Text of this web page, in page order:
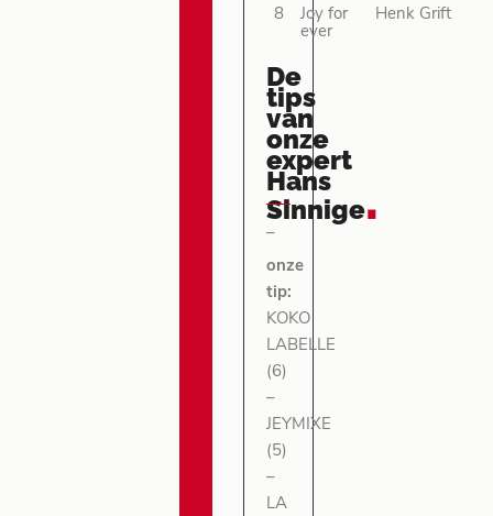
8
Joy for
ever
Henk Grift
De
tips
van
onze
expert
Hans
Sinnige.
–
onze
tip:
KOKO
LABELLE
(6)
–
JEYMIXE
(5)
–
LA